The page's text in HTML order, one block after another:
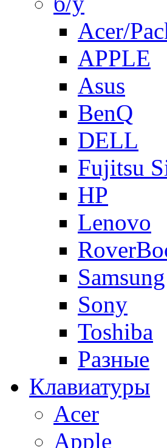
Acer/
APPLE
Asus
BenQ
DELL
Fujitsu
HP
Lenovo
Samsung
Sony
Toshiba
Разные
Клавиатуры
Acer
Apple